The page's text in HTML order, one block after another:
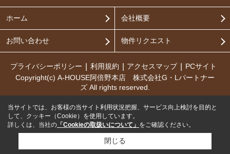
ホーム 会社概要
お問い合わせ 物件リクエスト
プライバシーポリシー 利用規約 アクセスマップ
PCサイト
Copyright(c) A-HOUSE阿倍野本店 株式会社G・Lパートナー
ズ All rights reserved.
当サイトでは、お客様の当サイト利用状況把握、サービス向上検討を目的と
して、クッキー（Cookie）を使用しています。
詳しくは、当社の 「Cookieの取扱いについて」 をご確認ください。
閉じる